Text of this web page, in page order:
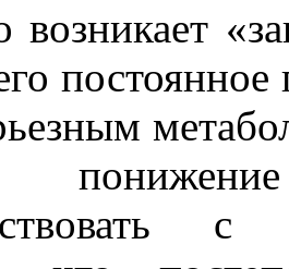
возникает
с